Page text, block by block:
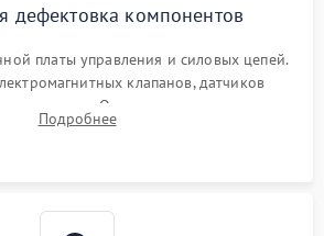
дефектовка компонентов
платы управления и силовых цепей.
клапанов, датчиков
Оценка степени износа
уплотнительных колец гидросистемы
Подробнее